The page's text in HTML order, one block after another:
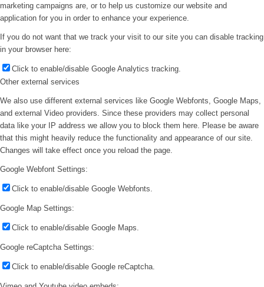
marketing campaigns are, or to help us customize our website and
application for you in order to enhance your experience.
If you do not want that we track your visit to our site you can disable tracking
in your browser here:
Click to enable/disable Google Analytics tracking.
Other external services
We also use different external services like Google Webfonts, Google Maps,
and external Video providers. Since these providers may collect personal
data like your IP address we allow you to block them here. Please be aware
that this might heavily reduce the functionality and appearance of our site.
Changes will take effect once you reload the page.
Google Webfont Settings:
Click to enable/disable Google Webfonts.
Google Map Settings:
Click to enable/disable Google Maps.
Google reCaptcha Settings:
Click to enable/disable Google reCaptcha.